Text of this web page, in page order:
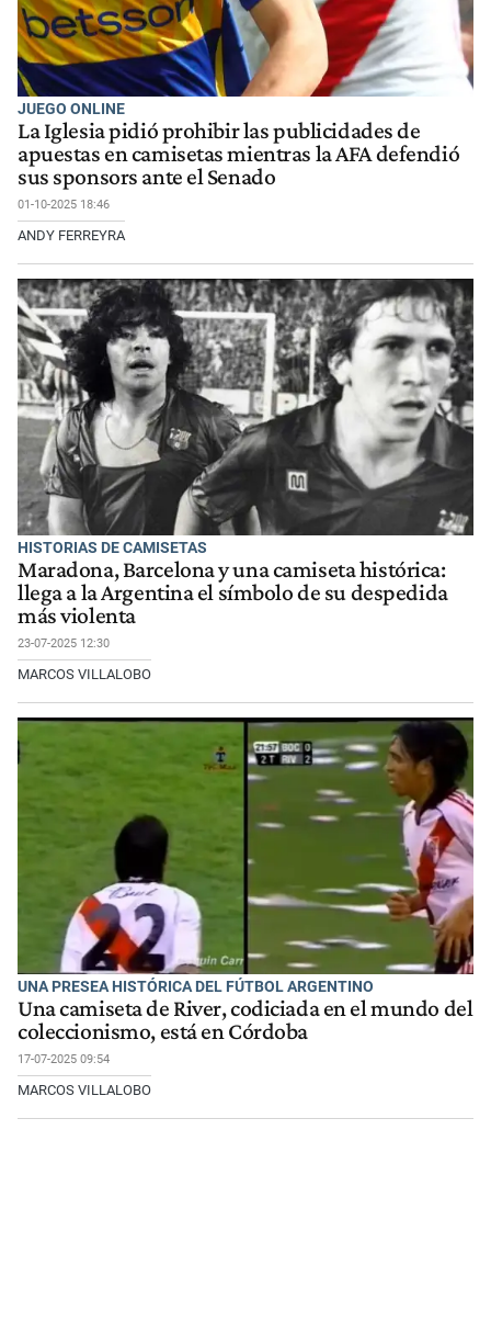
JUEGO ONLINE
La Iglesia pidió prohibir las publicidades de
apuestas en camisetas mientras la AFA defendió
sus sponsors ante el Senado
01-10-2025 18:46
ANDY FERREYRA
HISTORIAS DE CAMISETAS
Maradona, Barcelona y una camiseta histórica:
llega a la Argentina el símbolo de su despedida
más violenta
23-07-2025 12:30
MARCOS VILLALOBO
UNA PRESEA HISTÓRICA DEL FÚTBOL ARGENTINO
Una camiseta de River, codiciada en el mundo del
coleccionismo, está en Córdoba
17-07-2025 09:54
MARCOS VILLALOBO